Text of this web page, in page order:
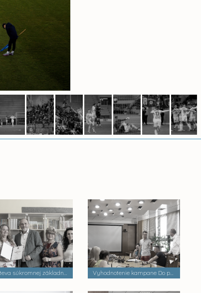
Návšteva súkromnej základnej školy Palackého Vyhodnotenie kampane Do práce na bicykli